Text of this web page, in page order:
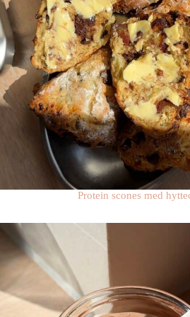
Protein scones med